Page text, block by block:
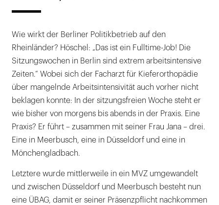
Wie wirkt der Berliner Politikbetrieb auf den
Rheinländer? Höschel: „Das ist ein Fulltime-Job! Die
Sitzungswochen in Berlin sind extrem arbeitsintensive
Zeiten.“ Wobei sich der Facharzt für Kieferorthopädie
über mangelnde Arbeitsintensivität auch vorher nicht
beklagen konnte: In der sitzungsfreien Woche steht er
wie bisher von morgens bis abends in der Praxis. Eine
Praxis? Er führt – zusammen mit seiner Frau Jana – drei.
Eine in Meerbusch, eine in Düsseldorf und eine in
Mönchengladbach.
Letztere wurde mittlerweile in ein MVZ umgewandelt
und zwischen Düsseldorf und Meerbusch besteht nun
eine ÜBAG, damit er seiner Präsenzpflicht nachkommen